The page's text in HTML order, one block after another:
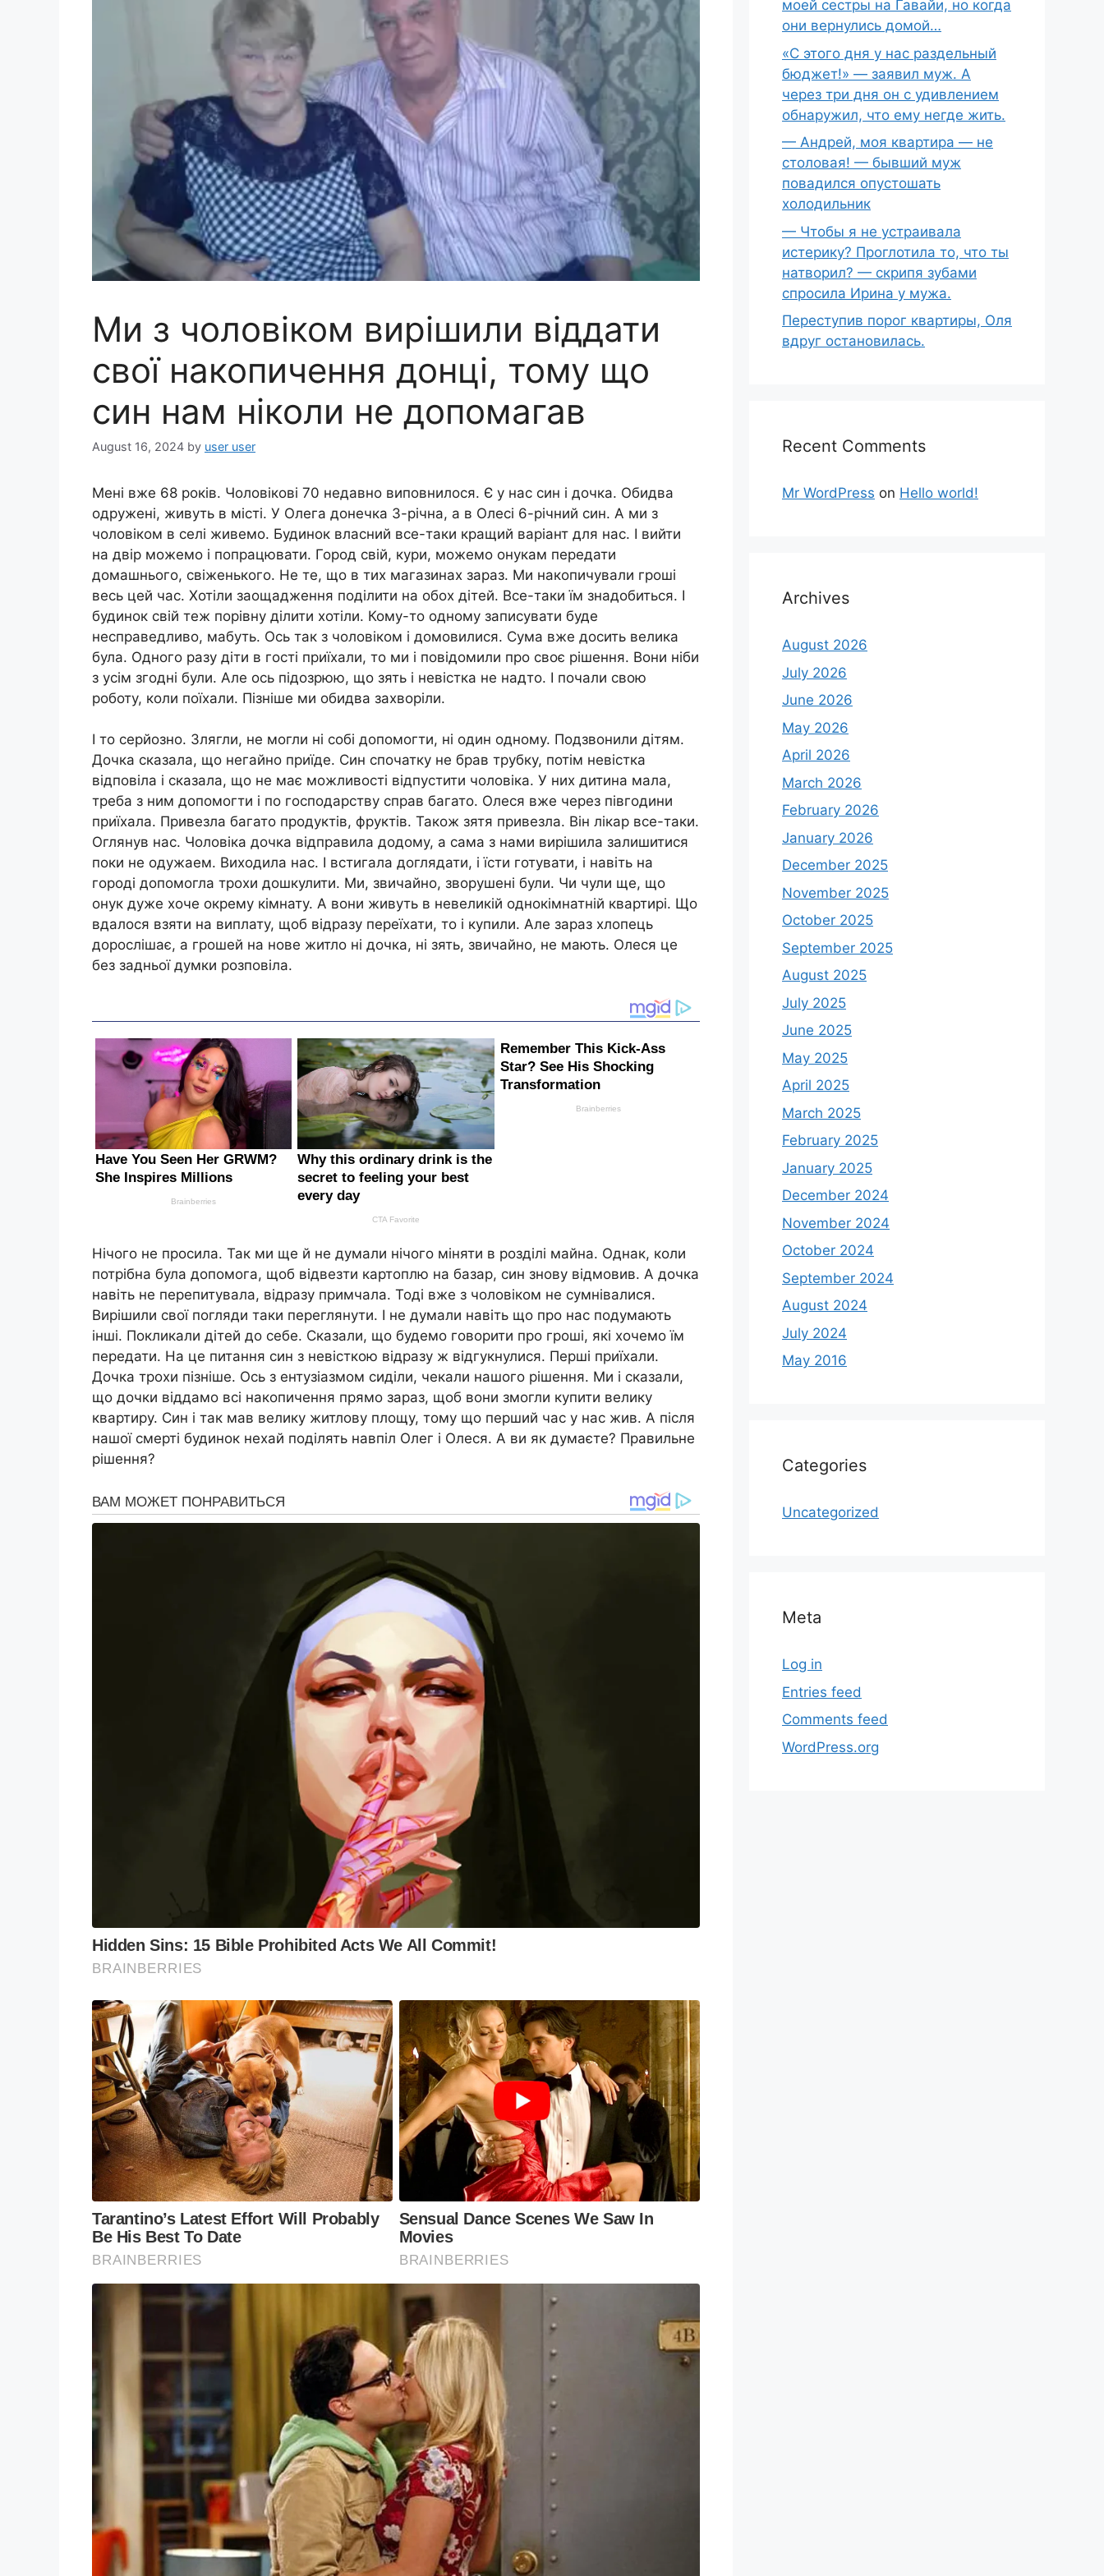
Ми з чоловіком вирішили віддати
свої накопичення донці, тому що
син нам ніколи не допомагав
August 16, 2024 by user user
Мені вже 68 років. Чоловікові 70 недавно виповнилося. Є у нас син і дочка. Обидва
одружені, живуть в місті. У Олега донечка 3-річна, а в Олесі 6-річний син. А ми з
чоловіком в селі живемо. Будинок власний все-таки кращий варіант для нас. І вийти
на двір можемо і попрацювати. Город свій, кури, можемо онукам передати
домашнього, свіженького. Не те, що в тих магазинах зараз. Ми накопичували гроші
весь цей час. Хотіли заощадження поділити на обох дітей. Все-таки їм знадобиться. І
будинок свій теж порівну ділити хотіли. Кому-то одному записувати буде
несправедливо, мабуть. Ось так з чоловіком і домовилися. Сума вже досить велика
була. Одного разу діти в гості приїхали, то ми і повідомили про своє рішення. Вони ніби
з усім згодні були. Але ось підозрюю, що зять і невістка не надто. І почали свою
роботу, коли поїхали. Пізніше ми обидва захворіли.
І то серйозно. Злягли, не могли ні собі допомогти, ні один одному. Подзвонили дітям.
Дочка сказала, що негайно приїде. Син спочатку не брав трубку, потім невістка
відповіла і сказала, що не має можливості відпустити чоловіка. У них дитина мала,
треба з ним допомогти і по господарству справ багато. Олеся вже через півгодини
приїхала. Привезла багато продуктів, фруктів. Також зятя привезла. Він лікар все-таки.
Оглянув нас. Чоловіка дочка відправила додому, а сама з нами вирішила залишитися
поки не одужаем. Виходила нас. І встигала доглядати, і їсти готувати, і навіть на
городі допомогла трохи дошкулити. Ми, звичайно, зворушені були. Чи чули ще, що
онук дуже хоче окрему кімнату. А вони живуть в невеликій однокімнатній квартирі. Що
вдалося взяти на виплату, щоб відразу переїхати, то і купили. Але зараз хлопець
дорослішає, а грошей на нове житло ні дочка, ні зять, звичайно, не мають. Олеся це
без задньої думки розповіла.
Нічого не просила. Так ми ще й не думали нічого міняти в розділі майна. Однак, коли
потрібна була допомога, щоб відвезти картоплю на базар, син знову відмовив. А дочка
навіть не перепитувала, відразу примчала. Тоді вже з чоловіком не сумнівалися.
Вирішили свої погляди таки переглянути. І не думали навіть що про нас подумають
інші. Покликали дітей до себе. Сказали, що будемо говорити про гроші, які хочемо їм
передати. На це питання син з невісткою відразу ж відгукнулися. Перші приїхали.
Дочка трохи пізніше. Ось з ентузіазмом сиділи, чекали нашого рішення. Ми і сказали,
що дочки віддамо всі накопичення прямо зараз, щоб вони змогли купити велику
квартиру. Син і так мав велику житлову площу, тому що перший час у нас жив. А після
нашої смерті будинок нехай поділять навпіл Олег і Олеся. А ви як думаєте? Правильне
рішення?
моей сестры на Гавайи, но когда
они вернулись домой…
«С этого дня у нас раздельный
бюджет!» — заявил муж. А
через три дня он с удивлением
обнаружил, что ему негде жить.
— Андрей, моя квартира — не
столовая! — бывший муж
повадился опустошать
холодильник
— Чтобы я не устраивала
истерику? Проглотила то, что ты
натворил? — скрипя зубами
спросила Ирина у мужа.
Переступив порог квартиры, Оля
вдруг остановилась.
Recent Comments
Mr WordPress on Hello world!
Archives
August 2026
July 2026
June 2026
May 2026
April 2026
March 2026
February 2026
January 2026
December 2025
November 2025
October 2025
September 2025
August 2025
July 2025
June 2025
May 2025
April 2025
March 2025
February 2025
January 2025
December 2024
November 2024
October 2024
September 2024
August 2024
July 2024
May 2016
Categories
Uncategorized
Meta
Log in
Entries feed
Comments feed
WordPress.org